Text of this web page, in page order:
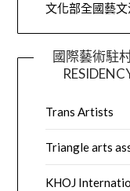
文化部全國藝
國際藝術駐
Trans Artists
Triangle arts
KHOJ